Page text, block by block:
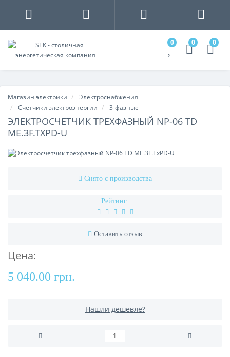
0 0 0
Магазин электрики
Электроснабжения
Счетчики электроэнергии
3-фазные
ЭЛЕКТРОСЧЕТЧИК ТРЕХФАЗНЫЙ NP-06 TD
ME.3F.TXPD-U
Снято с производства
Рейтинг:
Оставить отзыв
Цена:
5 040.00 грн.
Нашли дешевле?